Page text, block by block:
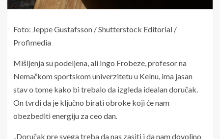
Foto: Jeppe Gustafsson / Shutterstock Editorial /
Profimedia
Mišljenja su podeljena, ali Ingo Frobeze, profesor na
Nemačkom sportskom univerzitetu u Kelnu, ima jasan
stav o tome kako bi trebalo da izgleda idealan doručak.
On tvrdi da je ključno birati obroke koji će nam
obezbediti energiju za ceo dan.
„Doručak pre svega treba da nas zasiti i da nam dovoljno